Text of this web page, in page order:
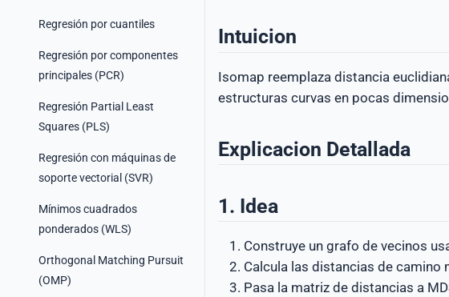
Regresión por cuantiles
Regresión por componentes
principales (PCR)
Regresión Partial Least
Squares (PLS)
Regresión con máquinas de
soporte vectorial (SVR)
Mínimos cuadrados
ponderados (WLS)
Orthogonal Matching Pursuit
(OMP)
Intuicion
Isomap reemplaza distancia
estructuras curvas en pocas
Explicacion Detallada
1. Idea
Construye un grafo de vecinos
Calcula las distancias de
Pasa la matriz de distancias a